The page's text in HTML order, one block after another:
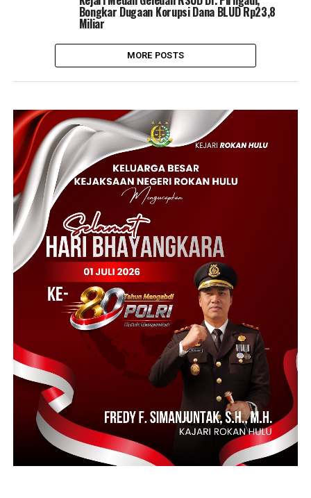
Bongkar Dugaan Korupsi Dana BLUD Rp23,8
Miliar
MORE POSTS